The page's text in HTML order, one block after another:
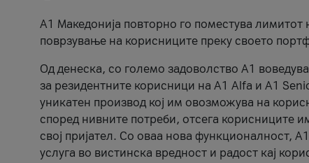
А1 Македонија повторно го поместува
поврзување на корисниците преку своето
Од денеска, со големо задоволство А1
за резидентните корисници на А1 Alfa и A1
уникатен производ кој им овозможува на
според нивните потреби, отсега корисниците
свој пријател. Со оваа нова функционалност,
услуга во вистинска вредност и радост кај